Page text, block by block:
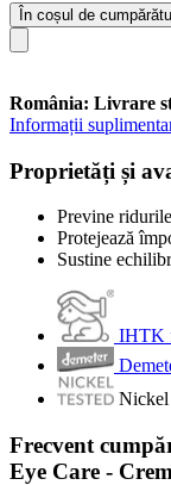
În coșul de
România: Livrare
Informații
Proprietăți și
Previne ridurile
Protejează
Sustine
IHTK
Nickel
Frecvent
Eye Care -